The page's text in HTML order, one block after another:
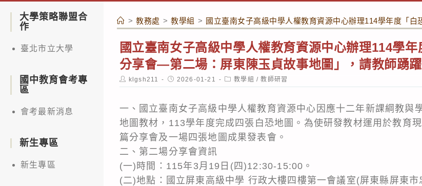
> 教務處 > 教學組 > 國立臺南女子高級中學人權教育資源中心辦理114學年度「
國立臺南女子高級中學人權教育資源中心辦理114學
分享會—第二場：屏東陳玉貞故事地圖」，請教師踴躍
Post
author:
klgsh211
Post
published:
2026-01-21
Post
category:
教學組 / 教師研習
一、國立臺南女子高級中學人權教育資源中心因應十二年新課綱教與
地圖教材，113學年度完成四張白恐地圖。為使研發教材運用於教育
篇分享會及一場四張地圖成果發表會。
二、第二場分享會資訊
(一)時間：115年3月19日(四)12:30-15:00。
(二)地點：國立屏東高級中學 行政大樓四樓第一會議室(屏東縣屏東市
大學策略聯盟合
作
臺北市立大學
國中教育會考專
區
會考最新消息
新生專區
新生專區